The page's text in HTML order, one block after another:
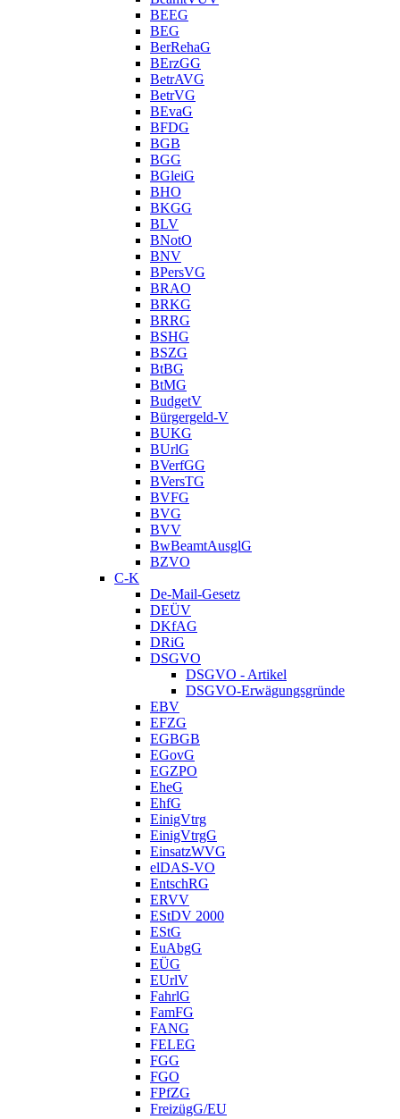
BEEG
BEG
BerRehaG
BErzGG
BetrAVG
BetrVG
BEvaG
BFDG
BGB
BGG
BGleiG
BHO
BKGG
BLV
BNotO
BNV
BPersVG
BRAO
BRKG
BRRG
BSHG
BSZG
BtBG
BtMG
BudgetV
Bürgergeld-V
BUKG
BUrlG
BVerfGG
BVersTG
BVFG
BVG
BVV
BwBeamtAusglG
BZVO
C-K
De-Mail-Gesetz
DEÜV
DKfAG
DRiG
DSGVO
DSGVO - Artikel
DSGVO-Erwägungsgründe
EBV
EFZG
EGBGB
EGovG
EGZPO
EheG
EhfG
EinigVtrg
EinigVtrgG
EinsatzWVG
elDAS-VO
EntschRG
ERVV
EStDV 2000
EStG
EuAbgG
EÜG
EUrlV
FahrlG
FamFG
FANG
FELEG
FGG
FGO
FPfZG
FreizügG/EU